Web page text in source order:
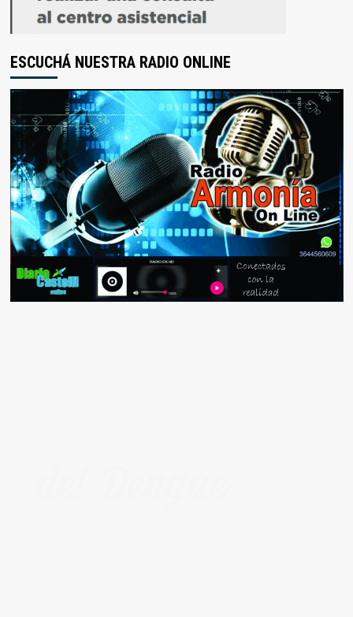
ESCUCHÁ NUESTRA RADIO ONLINE